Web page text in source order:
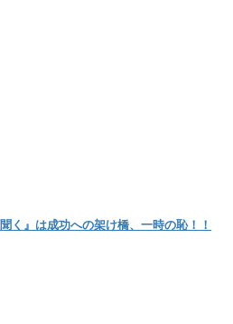
』は成功への架け橋、一時の恥！！